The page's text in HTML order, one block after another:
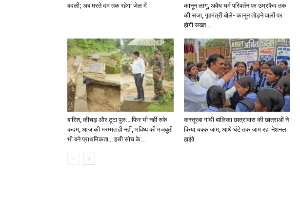
बदली; अब मरते दम तक रहेगा जेल में
कानून लागू, अवैध धर्म परिवर्तन पर उम्रकैद तक
की सजा, गृहमंत्री बोले- कानून तोड़ने वालों पर
होगी सख्त...
बारिश, कीचड़ और टूटा पुल… फिर भी नहीं रुके
कदम, आज की मरम्मत ही नहीं, भविष्य की मजबूती
भी बने प्राथमिकता… इसी सोच के...
कस्तूरबा गांधी बालिका छात्रावास की छात्राओं ने
किया चक्काजाम, आधे घंटे तक जाम रहा नेशनल
हाईवे